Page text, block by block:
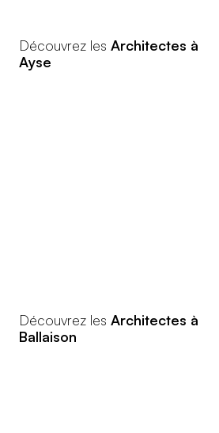
Découvrez les Architectes à
Ayse
Découvrez les Architectes à
Ballaison